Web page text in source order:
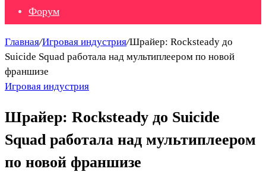
Форум
Главная/Игровая индустрия/Шрайер: Rocksteady до
Suicide Squad работала над мультиплеером по новой
франшизе
Игровая индустрия
Шрайер: Rocksteady до Suicide
Squad работала над мультиплеером
по новой франшизе